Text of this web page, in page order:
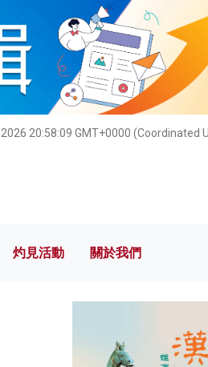
20:58:10 GMT+0000 (Coordinated
灼見活動 關於我們
灼見活動 關於我們